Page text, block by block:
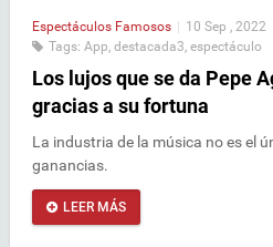
Espectáculos Famosos 10 Sep , 2022
Tags: App, destacada3, espectáculo
Los lujos que se da Pepe
gracias a su fortuna
La industria de la música no es el
ganancias.
LEER MÁS